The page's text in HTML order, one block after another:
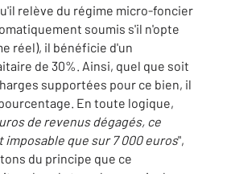
relève du régime micro-foncier
soumis s'il n'opte
réel), il bénéficie d'un
de 30%. Ainsi, quel que soit
supportées pour ce bien, il
En toute logique,
de revenus dégagés, ce
que sur 7 000 euros",
du principe que ce